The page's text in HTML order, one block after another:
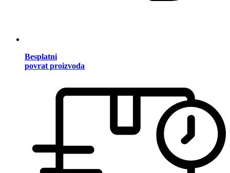
Besplatni
povrat proizvoda